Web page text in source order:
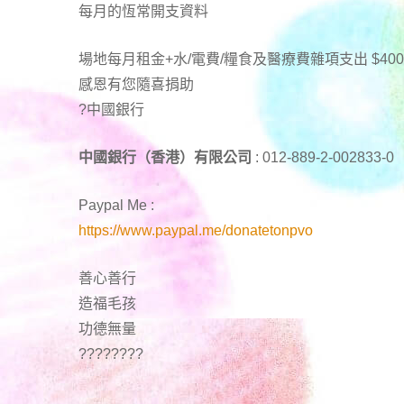
每月的恆常開支資料
場地每月租金+水/電費/糧食及醫療費雜項支出
感恩有您隨喜捐助
?中國銀行
中國銀行（香港）有限公司 : 012-889-2-002833-0
Paypal Me :
https://www.paypal.me/donatetonpvo
善心善行
造福毛孩
功德無量
????????